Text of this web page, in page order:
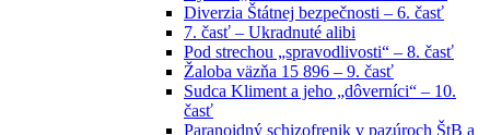
Diverzia Štátnej bezpečnosti – 6. časť
7. časť – Ukradnuté alibi
Pod strechou „spravodlivosti“ – 8. časť
Žaloba väzňa 15 896 – 9. časť
Sudca Kliment a jeho „dôverníci“ – 10.
časť
Paranoidný schizofrenik v pazúroch ŠtB a